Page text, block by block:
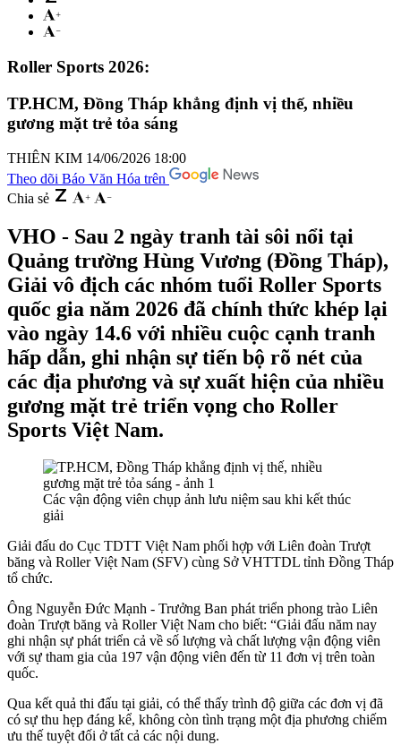
Roller Sports 2026:
TP.HCM, Đồng Tháp khẳng định vị thế, nhiều
gương mặt trẻ tỏa sáng
THIÊN KIM 14/06/2026 18:00
Theo dõi Báo Văn Hóa trên
Chia sẻ
VHO - Sau 2 ngày tranh tài sôi nổi tại
Quảng trường Hùng Vương (Đồng Tháp),
Giải vô địch các nhóm tuổi Roller Sports
quốc gia năm 2026 đã chính thức khép lại
vào ngày 14.6 với nhiều cuộc cạnh tranh
hấp dẫn, ghi nhận sự tiến bộ rõ nét của
các địa phương và sự xuất hiện của nhiều
gương mặt trẻ triển vọng cho Roller
Sports Việt Nam.
Các vận động viên chụp ảnh lưu niệm sau khi kết thúc
giải
Giải đấu do Cục TDTT Việt Nam phối hợp với Liên đoàn Trượt
băng và Roller Việt Nam (SFV) cùng Sở VHTTDL tỉnh Đồng Tháp
tổ chức.
Ông Nguyễn Đức Mạnh - Trưởng Ban phát triển phong trào Liên
đoàn Trượt băng và Roller Việt Nam cho biết: “Giải đấu năm nay
ghi nhận sự phát triển cả về số lượng và chất lượng vận động viên
với sự tham gia của 197 vận động viên đến từ 11 đơn vị trên toàn
quốc.
Qua kết quả thi đấu tại giải, có thể thấy trình độ giữa các đơn vị đã
có sự thu hẹp đáng kể, không còn tình trạng một địa phương chiếm
ưu thế tuyệt đối ở tất cả các nội dung.